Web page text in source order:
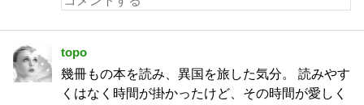
topo
幾冊もの本を読み、異国を旅した気分。 読みやす
くはなく時間が掛かったけど、その時間が愛しく